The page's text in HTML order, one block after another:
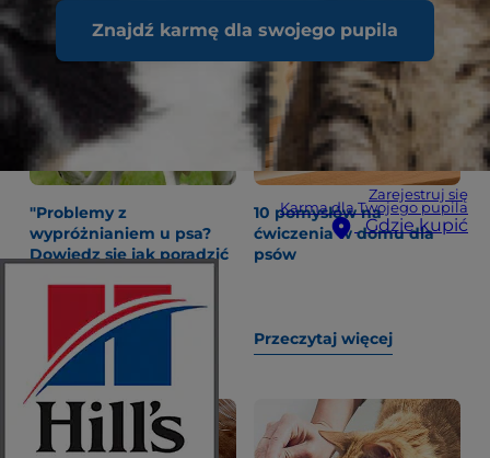
Znajdź karmę dla swojego pupila
Zarejestruj się
Karma dla Twojego pupila
Gdzie kupić
"Problemy z
wypróżnianiem u psa?
Dowiedz się jak poradzić
Przeczytaj więcej
10 pomysłów na
ćwiczenia w domu dla
psów
Przeczytaj więcej